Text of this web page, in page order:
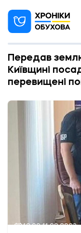
Передав
Київщині
перевищені
19:00 11.08.2023